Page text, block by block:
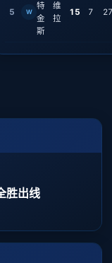
5 W
特
金
斯
维
拉
15 7 27
胜出线